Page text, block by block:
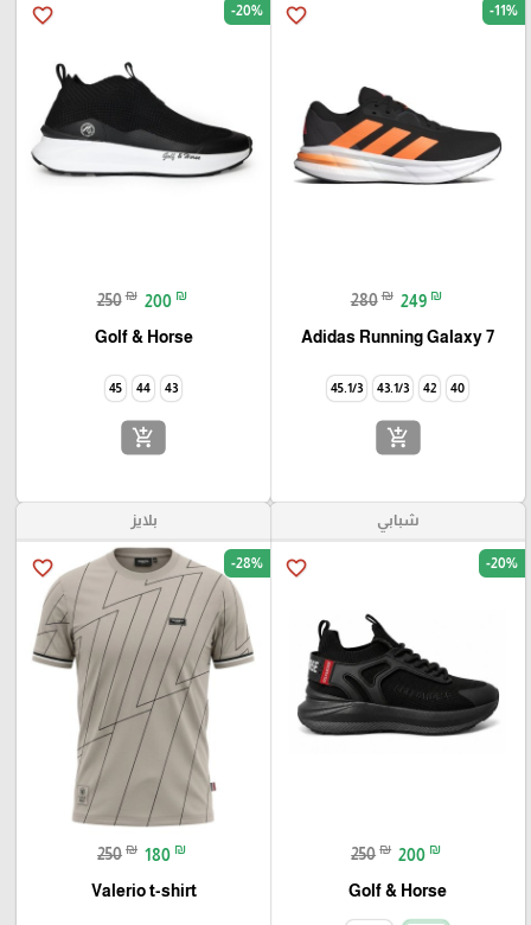
favorite_border -11%
280 ₪ 249 ₪
Adidas Running Galaxy 7
40
42
43.1/3
45.1/3
add_shopping_cart
favorite_border -20%
250 ₪ 200 ₪
Golf & Horse
43
44
45
add_shopping_cart
شبابي
favorite_border -20%
250 ₪ 200 ₪
Golf & Horse
بلايز
favorite_border -28%
250 ₪ 180 ₪
Valerio t-shirt